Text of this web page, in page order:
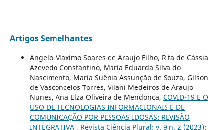
Artigos Semelhantes
Angelo Maximo Soares de Araujo Filho, Rita de Cássia
Azevedo Constantino, Maria Eduarda Silva do
Nascimento, Maria Suênia Assunção de Souza, Gilson
de Vasconcelos Torres, Vilani Medeiros de Araujo
Nunes, Ana Elza Oliveira de Mendonça, COVID-19 E O
USO DE TECNOLOGIAS INFORMACIONAIS E DE
COMUNICAÇÃO POR PESSOAS IDOSAS: REVISÃO
INTEGRATIVA , Revista Ciência Plural: v. 9 n. 2 (2023):